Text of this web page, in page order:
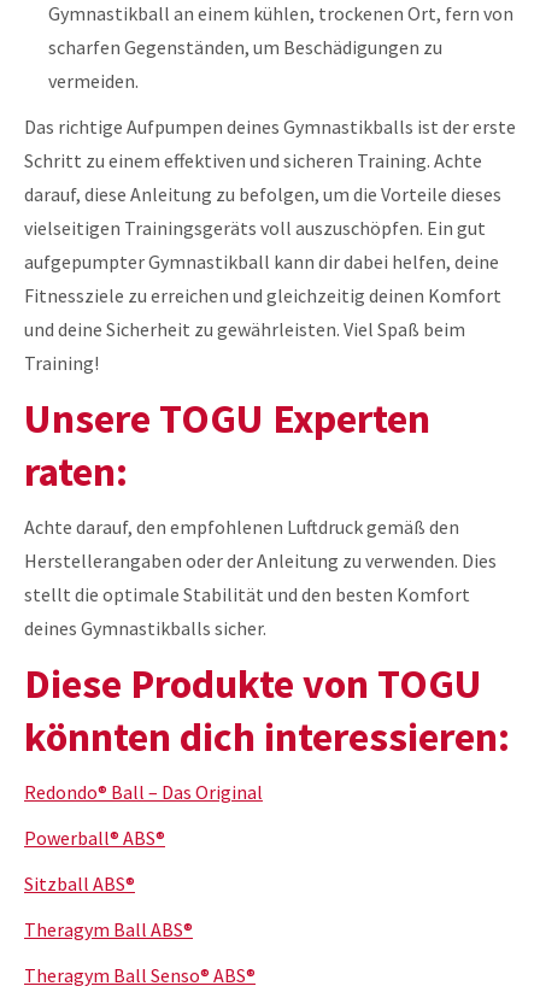
Gymnastikball an einem kühlen, trockenen Ort, fern von
scharfen Gegenständen, um Beschädigungen zu
vermeiden.
Das richtige Aufpumpen deines Gymnastikballs ist der erste
Schritt zu einem effektiven und sicheren Training. Achte
darauf, diese Anleitung zu befolgen, um die Vorteile dieses
vielseitigen Trainingsgeräts voll auszuschöpfen. Ein gut
aufgepumpter Gymnastikball kann dir dabei helfen, deine
Fitnessziele zu erreichen und gleichzeitig deinen Komfort
und deine Sicherheit zu gewährleisten. Viel Spaß beim
Training!
Unsere TOGU Experten
raten:
Achte darauf, den empfohlenen Luftdruck gemäß den
Herstellerangaben oder der Anleitung zu verwenden. Dies
stellt die optimale Stabilität und den besten Komfort
deines Gymnastikballs sicher.
Diese Produkte von TOGU
könnten dich interessieren:
Redondo® Ball – Das Original
Powerball® ABS®
Sitzball ABS®
Theragym Ball ABS®
Theragym Ball Senso® ABS®